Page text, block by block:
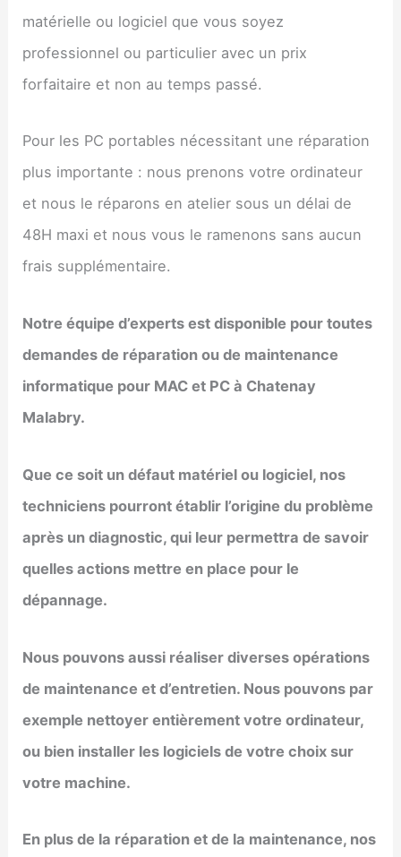
matérielle ou logiciel que vous soyez
professionnel ou particulier avec un prix
forfaitaire et non au temps passé.
Pour les PC portables nécessitant une réparation
plus importante : nous prenons votre ordinateur
et nous le réparons en atelier sous un délai de
48H maxi et nous vous le ramenons sans aucun
frais supplémentaire.
Notre équipe d’experts est disponible pour toutes
demandes de réparation ou de maintenance
informatique pour MAC et PC à Chatenay
Malabry.
Que ce soit un défaut matériel ou logiciel, nos
techniciens pourront établir l’origine du problème
après un diagnostic, qui leur permettra de savoir
quelles actions mettre en place pour le
dépannage.
Nous pouvons aussi réaliser diverses opérations
de maintenance et d’entretien. Nous pouvons par
exemple nettoyer entièrement votre ordinateur,
ou bien installer les logiciels de votre choix sur
votre machine.
En plus de la réparation et de la maintenance, nos